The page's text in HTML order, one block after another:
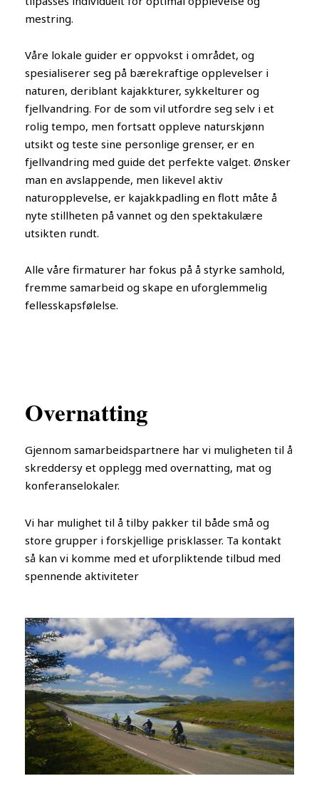
mestring.
Våre lokale guider er oppvokst i området, og
spesialiserer seg på bærekraftige opplevelser i
naturen, deriblant kajakkturer, sykkelturer og
fjellvandring. For de som vil utfordre seg selv i et
rolig tempo, men fortsatt oppleve naturskjønn
utsikt og teste sine personlige grenser, er en
fjellvandring med guide det perfekte valget. Ønsker
man en avslappende, men likevel aktiv
naturopplevelse, er kajakkpadling en flott måte å
nyte stillheten på vannet og den spektakulære
utsikten rundt.
Alle våre firmaturer har fokus på å styrke samhold,
fremme samarbeid og skape en uforglemmelig
fellesskapsfølelse.
Overnatting
Gjennom samarbeidspartnere har vi muligheten til å
skreddersy et opplegg med overnatting, mat og
konferanselokaler.
Vi har mulighet til å tilby pakker til både små og
store grupper i forskjellige prisklasser. Ta kontakt
så kan vi komme med et uforpliktende tilbud med
spennende aktiviteter